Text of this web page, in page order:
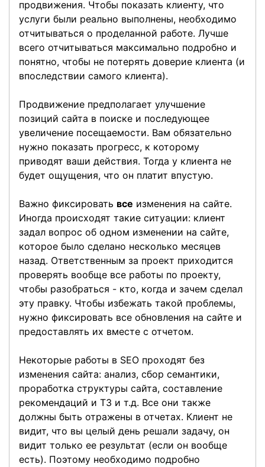
продвижения. Чтобы показать клиенту, что
услуги были реально выполнены, необходимо
отчитываться о проделанной работе. Лучше
всего отчитываться максимально подробно и
понятно, чтобы не потерять доверие клиента (и
впоследствии самого клиента).
Продвижение предполагает улучшение
позиций сайта в поиске и последующее
увеличение посещаемости. Вам обязательно
нужно показать прогресс, к которому
приводят ваши действия. Тогда у клиента не
будет ощущения, что он платит впустую.
Важно фиксировать все изменения на сайте.
Иногда происходят такие ситуации: клиент
задал вопрос об одном изменении на сайте,
которое было сделано несколько месяцев
назад. Ответственным за проект приходится
проверять вообще все работы по проекту,
чтобы разобраться - кто, когда и зачем сделал
эту правку. Чтобы избежать такой проблемы,
нужно фиксировать все обновления на сайте и
предоставлять их вместе с отчетом.
Некоторые работы в SEO проходят без
изменения сайта: анализ, сбор семантики,
проработка структуры сайта, составление
рекомендаций и ТЗ и т.д. Все они также
должны быть отражены в отчетах. Клиент не
видит, что вы целый день решали задачу, он
видит только ее результат (если он вообще
есть). Поэтому необходимо подробно